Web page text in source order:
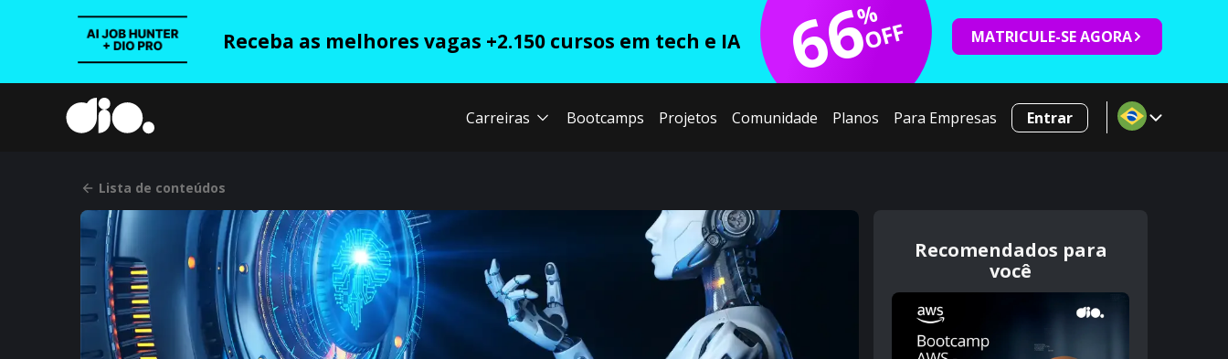
Receba as melhores vagas +2.150 cursos em tech e IA 66
%
OFF MATRICULE-SE AGORA
Carreiras Bootcamps Projetos Comunidade Planos Para Empresas Entrar
Lista de conteúdos
Recomendados para
você